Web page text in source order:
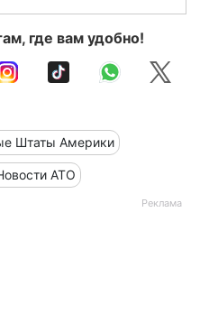
где вам удобно!
Штаты Америки
АТО